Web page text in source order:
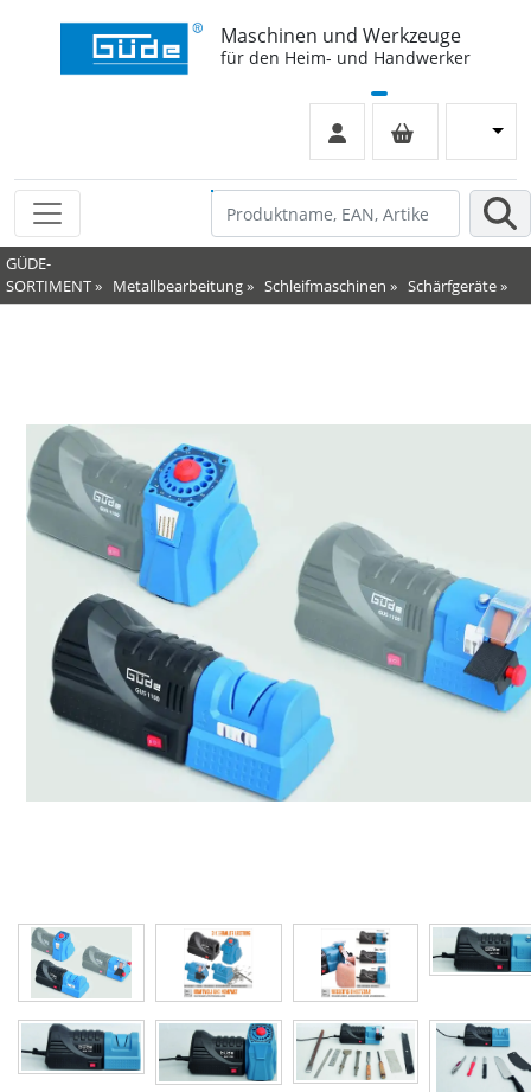
Maschinen und Werkzeuge
für den Heim- und Handwerker
GÜDE-
SORTIMENT» Metallbearbeitung» Schleifmaschinen » Schärfgeräte»